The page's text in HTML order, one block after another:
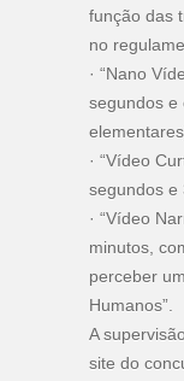
função das
no
· “Nano
segundos e
· “Vídeo
segundos e
· “Vídeo
minutos,
perceber
Humanos”.
A
site do